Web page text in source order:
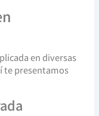
en diversas
te presentamos